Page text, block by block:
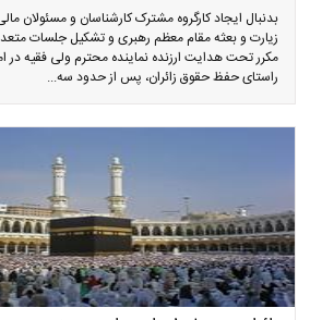
بدنبال ایجاد کارگروه مشترک کارشناسان و مسئولان
زیارت و بعثه مقام معظم رهبری و تشکیل جلسات
مکرر تحت هدایت ارزنده نماینده محترم ولی فقیه در
راستای حفظ حقوق زائران، پس از حدود سه...